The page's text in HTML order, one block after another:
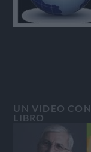
UN VIDEO CON
LIBRO